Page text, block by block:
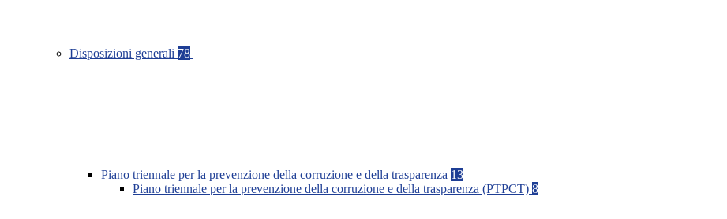
Disposizioni generali 78
Piano triennale per la prevenzione della corruzione e della trasparenza 13
Piano triennale per la prevenzione della corruzione e della trasparenza (PTPCT) 8